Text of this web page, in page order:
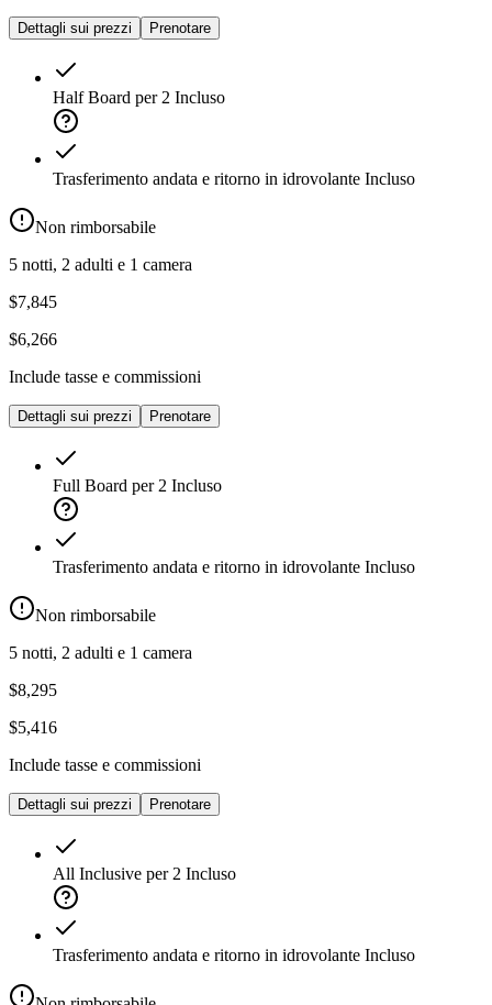
Dettagli sui prezzi Prenotare
Half Board per 2 Incluso
Trasferimento andata e ritorno in idrovolante Incluso
Non rimborsabile
5 notti, 2 adulti e 1 camera
$7,845
$6,266
Include tasse e commissioni
Dettagli sui prezzi Prenotare
Full Board per 2 Incluso
Trasferimento andata e ritorno in idrovolante Incluso
Non rimborsabile
5 notti, 2 adulti e 1 camera
$8,295
$5,416
Include tasse e commissioni
Dettagli sui prezzi Prenotare
All Inclusive per 2 Incluso
Trasferimento andata e ritorno in idrovolante Incluso